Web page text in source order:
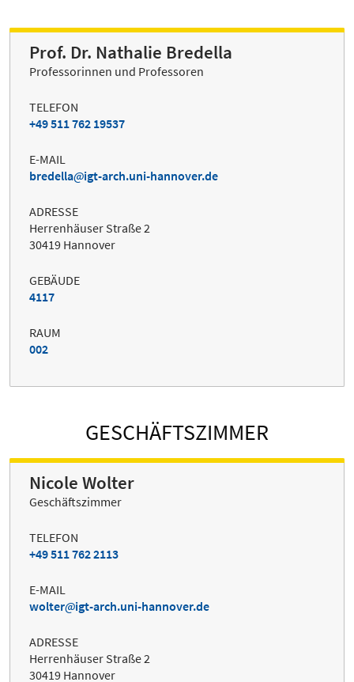
Prof. Dr. Nathalie Bredella
Professorinnen und Professoren
TELEFON
+49 511 762 19537
E-MAIL
bredella
igt-arch.uni-hannover.de
ADRESSE
Herrenhäuser Straße 2
30419 Hannover
GEBÄUDE
4117
RAUM
002
GESCHÄFTSZIMMER
Nicole Wolter
Geschäftszimmer
TELEFON
+49 511 762 2113
E-MAIL
wolter
igt-arch.uni-hannover.de
ADRESSE
Herrenhäuser Straße 2
30419 Hannover